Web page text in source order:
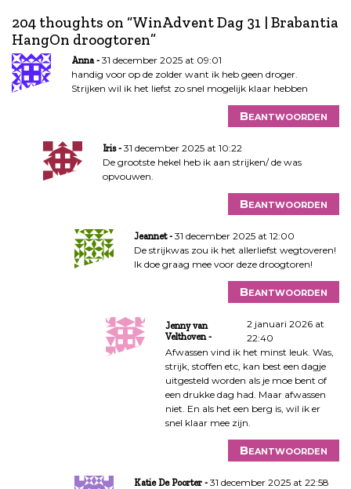
c
h
t
n
a
204 thoughts on “WinAdvent Dag 31 | Brabantia
HangOn droogtoren”
Anna
31 december 2025 at 09:01
handig voor op de zolder want ik heb geen droger.
Strijken wil ik het liefst zo snel mogelijk klaar hebben
Beantwoorden
Iris
31 december 2025 at 10:22
De grootste hekel heb ik aan strijken/ de was
opvouwen.
Beantwoorden
Jeannet
31 december 2025 at 12:00
De strijkwas zou ik het allerliefst wegtoveren!
Ik doe graag mee voor deze droogtoren!
Beantwoorden
Jenny van
Velthoven
2 januari 2026 at
22:40
Afwassen vind ik het minst leuk. Was,
strijk, stoffen etc, kan best een dagje
uitgesteld worden als je moe bent of
een drukke dag had. Maar afwassen
niet. En als het een berg is, wil ik er
snel klaar mee zijn.
Beantwoorden
Katie De Poorter
31 december 2025 at 22:58